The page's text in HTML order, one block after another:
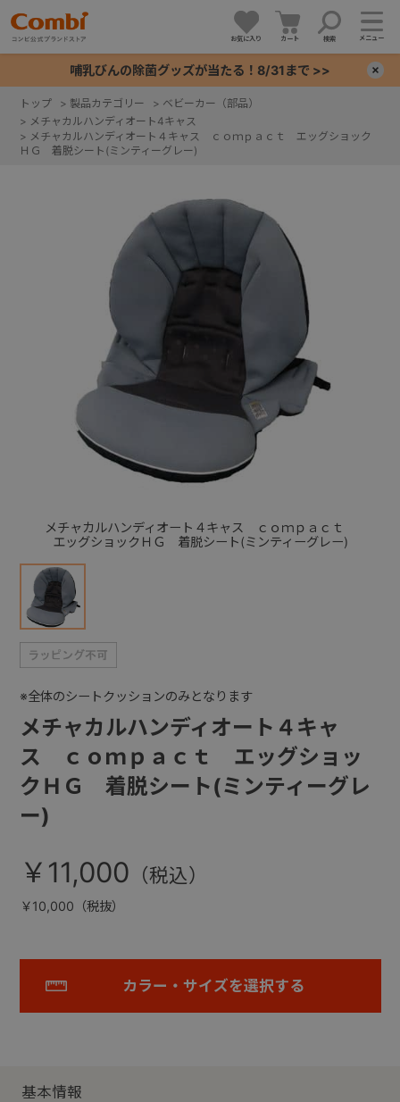
お気に入り カート 検索 メニュー
哺乳びんの除菌グッズが当たる！8/31まで >>
トップ > 製品カテゴリー > ベビーカー（部品）
> メチャカルハンディオート4キャス
> メチャカルハンディオート４キャス ｃｏｍｐａｃｔ エッグショック
ＨＧ 着脱シート(ミンティーグレー)
メチャカルハンディオート４キャス ｃｏｍｐａｃｔ
エッグショックＨＧ 着脱シート(ミンティーグレー)
メチャカルハンディオート４キャ
ス ｃｏｍｐａｃｔ エッグショッ
クＨＧ 着脱シート(ミンティーグレ
ー)
※全体のシートクッションのみとなります
￥11,000
￥10,000（税抜）
カラー・サイズを選択する
基本情報